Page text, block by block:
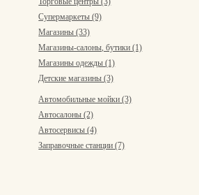
Супермаркеты (9)
Магазины (33)
Магазины-салоны, бутики (1)
Магазины одежды (1)
Детские магазины (3)
Автомобильные мойки (3)
Автосалоны (2)
Автосервисы (4)
Заправочные станции (7)